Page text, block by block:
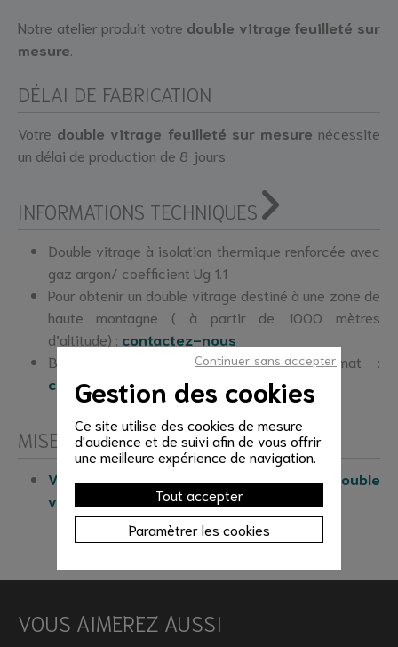
Gestion des cookies
Ce site utilise des cookies de mesure
d'audience et de suivi afin de vous offrir
une meilleure expérience de navigation.
Tout accepter
Paramètrer les cookies
Continuer sans accepter
Notre atelier produit votre double vitrage feuilleté sur
mesure
DÉLAI DE FABRICATION
Votre double vitrage feuilleté sur mesure nécessite
un délai de production de 8 jours
INFORMATIONS TECHNIQUES
Double vitrage à isolation thermique renforcée avec
gaz argon/ coefficient Ug 1.1
Pour obtenir un double vitrage destiné à une zone de
haute montagne ( à partir de 1000 mètres
d’altitude) : contactez-nous
Besoin d’un double vitrage grand format :
contactez-nous
MISE EN ŒUVRE
Voir nos tutoriels de mise en œuvre du double
vitrage
VOUS AIMEREZ AUSSI